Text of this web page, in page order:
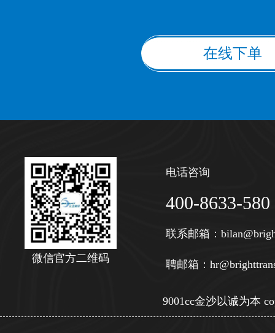
在线下单
微信官方二维码
电话咨询
400-8633-580
联系邮箱：
聘邮箱：
9001cc金沙以诚为本